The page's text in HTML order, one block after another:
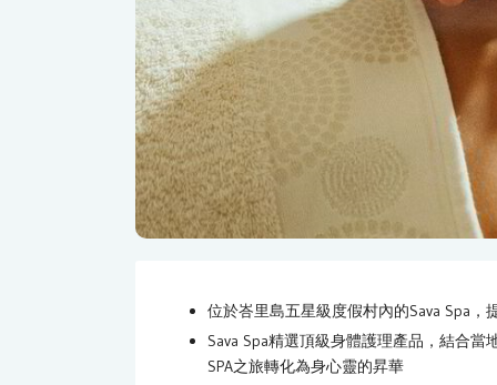
位於峇里島五星級度假村內的Sava Spa
Sava Spa精選頂級身體護理產品，結合
SPA之旅轉化為身心靈的昇華